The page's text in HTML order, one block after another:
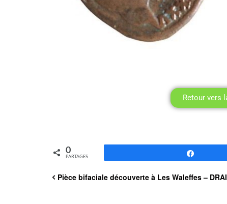
Retour vers
0
PARTAGES
Pièce bifaciale découverte à Les Waleffes –